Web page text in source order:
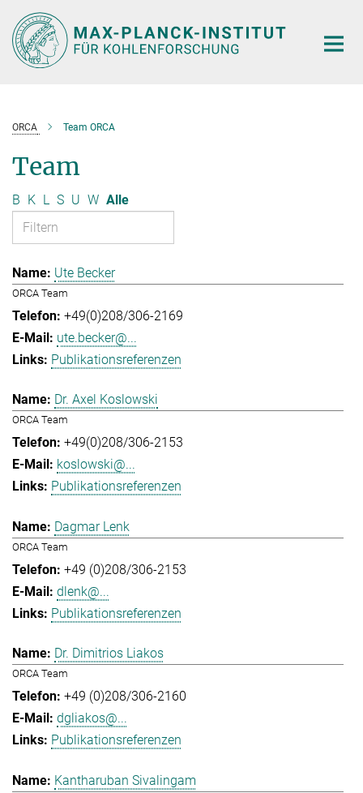
Hauptinhalt
ORCA Team ORCA
Team
B K L S U W Alle
Ute Becker
ORCA Team
+49(0)208/306-2169
ute.becker@...
Publikationsreferenzen
Dr. Axel Koslowski
ORCA Team
+49(0)208/306-2153
koslowski@...
Publikationsreferenzen
Dagmar Lenk
ORCA Team
+49 (0)208/306-2153
dlenk@...
Publikationsreferenzen
Dr. Dimitrios Liakos
ORCA Team
+49 (0)208/306-2160
dgliakos@...
Publikationsreferenzen
Kantharuban Sivalingam